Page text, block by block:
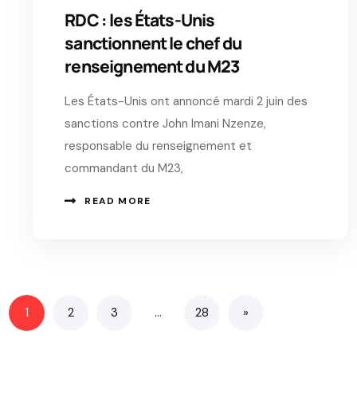
RDC : les États-Unis
sanctionnent le chef du
renseignement du M23
Les États-Unis ont annoncé mardi 2 juin des
sanctions contre John Imani Nzenze,
responsable du renseignement et
commandant du M23,
READ MORE
1 2 3 … 28 »